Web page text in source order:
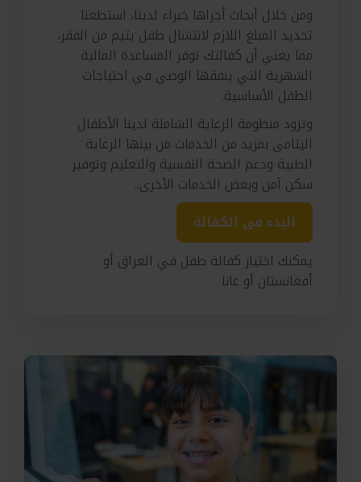
ومن خلال أبحاث أجراها خبراء لدينا، استطعنا
تحديد المبلغ اللازم لانتشال طفل يتيم من الفقر،
مما يعني أن كفالتك توفر المساعدة المالية
الشهرية التي ينفقها الوصي في احتياجات
الطفل الأساسية.
وتزود منظومة الرعاية الشاملة لدينا الأطفال
اليتامى بمزيد من الخدمات من بينها الرعاية
الطبية ودعم الصحة النفسية والتعليم وتوفير
سكن آمن وبعض الخدمات الأخرى..
البدء في الكفالة
يمكنك اختيار كفالة طفل في العراق أو
أفغانستان أو غانا